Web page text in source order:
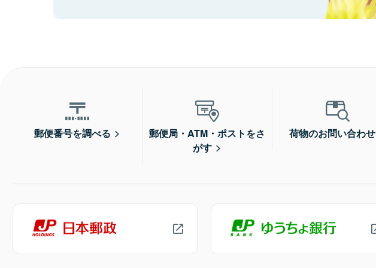
郵便番号を調べる
郵便局・ATM・ポストをさ
がす
荷物のお問い合わせ